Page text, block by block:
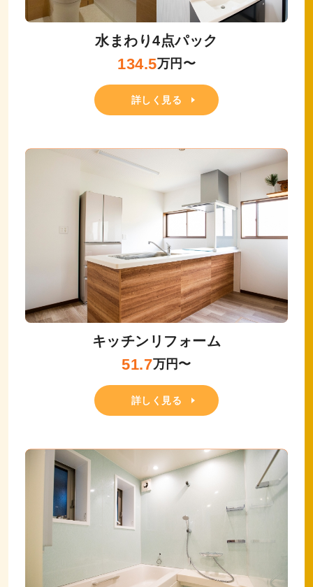
水まわり4点パック
134.5万円〜
詳しく見る
キッチンリフォーム
51.7万円〜
詳しく見る